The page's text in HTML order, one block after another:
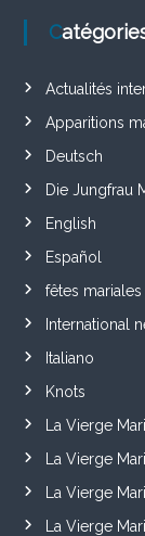
Actualités
Apparitions
Deutsch
Die Jungfrau
English
Español
fêtes mariales
International
Italiano
Knots
La Vierge
La Vierge
La Vierge
La Vierge